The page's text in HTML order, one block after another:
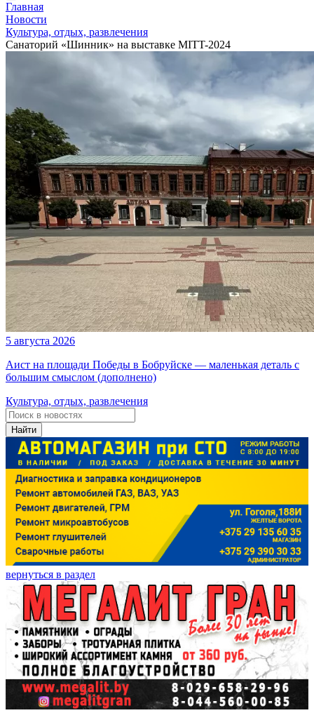
Главная
Новости
Культура, отдых, развлечения
Санаторий «Шинник» на выставке MITT-2024
5 августа 2026
Аист на площади Победы в Бобруйске — маленькая деталь с
большим смыслом (дополнено)
Культура, отдых, развлечения
Найти
вернуться в раздел